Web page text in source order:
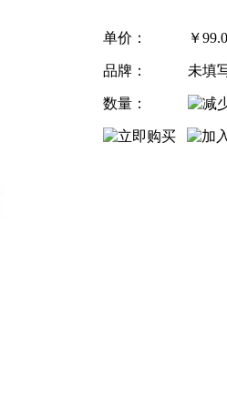
单价： ￥
品牌： 未填
数量：